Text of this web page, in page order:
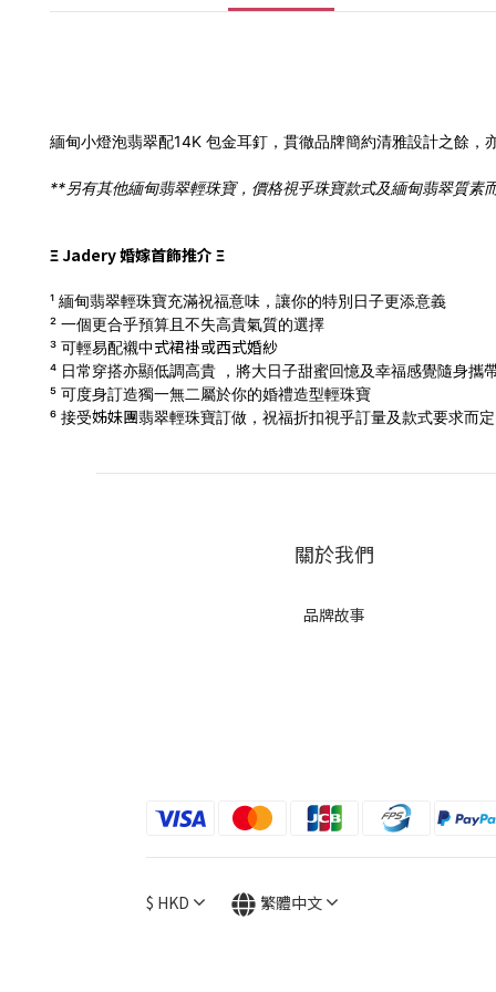
緬甸小燈泡翡翠配14K 包金耳釘，貫徹品牌簡約清雅設計之餘，
**另有其他緬甸翡翠輕珠寶，價格視乎珠寶款式及緬甸翡翠質
Ξ Jadery 婚嫁首飾推介 Ξ
¹ 緬甸翡翠輕珠寶充滿祝福意味，讓你的特別日子更添意義
² 一個更合乎預算且不失高貴氣質的選擇
³ 可輕易配襯中式裙褂或西式婚紗
⁴ 日常穿搭亦顯低調高貴 ，將大日子甜蜜回憶及幸福感覺隨身攜
⁵ 可度身訂造獨一無二屬於你的婚禮造型輕珠寶
⁶ 接受姊妹團翡翠輕珠寶訂做， 祝福折扣視乎訂量及款式要求而
關於我們
品牌故事
$ HKD 繁體中文